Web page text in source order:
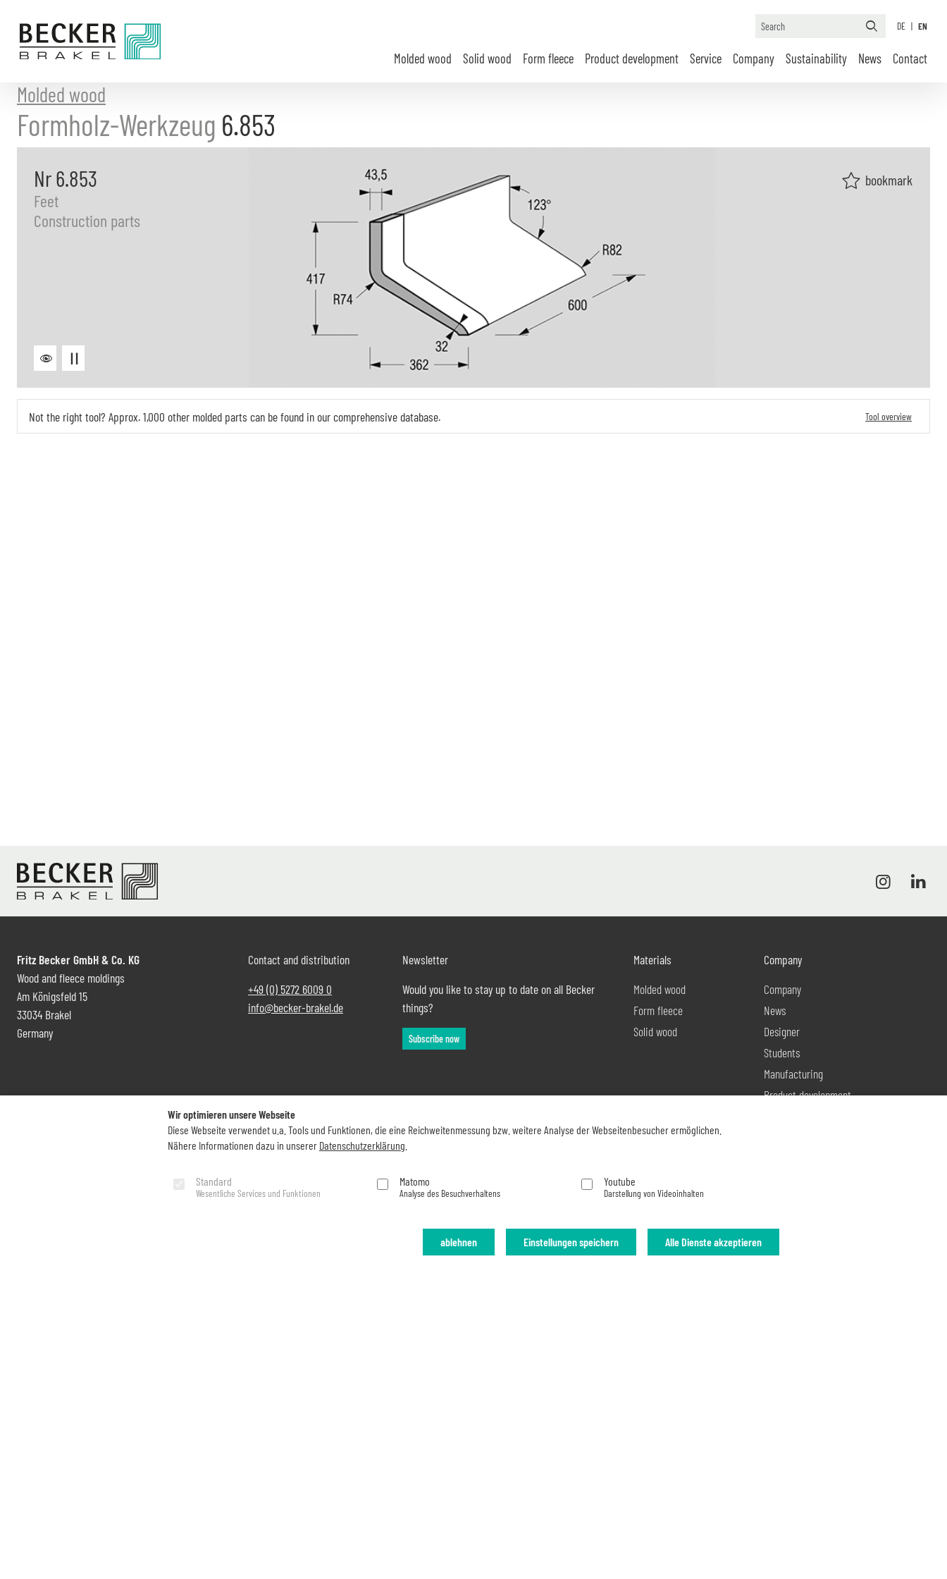
content
DE | EN
Molded wood Solid wood Form fleece Product development Service Company Sustainability News Contact
Molded wood
Formholz-Werkzeug 6.853
Nr 6.853
Feet
Construction parts
bookmark
Not the right tool? Approx. 1,000 other molded parts can be found in our comprehensive database. Tool overview
Fritz Becker GmbH & Co. KG
Wood and fleece moldings
Am Königsfeld 15
33034 Brakel
Germany
Contact and distribution
+49 (0) 5272 6009 0
info@becker-brakel.de
Newsletter
Would you like to stay up to date on all Becker
things?
Subscribe now
Materials
Molded wood
Form fleece
Solid wood
Company
Company
News
Designer
Students
Manufacturing
Product development
Wir optimieren unsere Webseite
Diese Webseite verwendet u.a. Tools und Funktionen, die eine Reichweitenmessung bzw. weitere Analyse der Webseitenbesucher ermöglichen.
Nähere Informationen dazu in unserer Datenschutzerklärung
Standard
Wesentliche Services und Funktionen
Matomo
Analyse des Besuchverhaltens
Youtube
Darstellung von Videoinhalten
Alle Dienste akzeptieren
Einstellungen speichern
ablehnen